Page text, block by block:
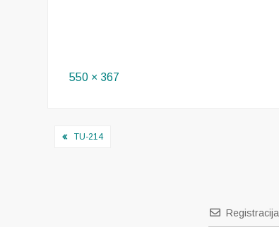
Full
550 × 367
Navigacija
TU-214
Registracija